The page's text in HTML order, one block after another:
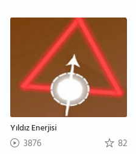
Yıldız Enerjisi
3876 82